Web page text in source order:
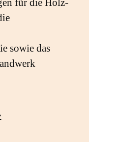
für die Holz-
sowie das